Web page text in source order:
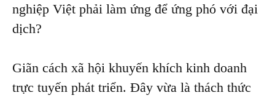
nghiệp Việt phải làm ứng để ứng phó với đại
dịch?
Giãn cách xã hội khuyến khích kinh doanh
trực tuyến phát triển. Đây vừa là thách thức